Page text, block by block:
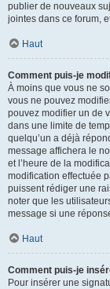
publier de nouveaux
jointes dans ce forum,
Haut
Comment puis-je
À moins que vous ne
vous ne pouvez
pouvez modifier un de
dans une limite de
quelqu’un a déjà
message affichera le
et l’heure de la
modification effectuée
puissent rédiger une
noter que les
message si une
Haut
Comment puis-je
Pour insérer une